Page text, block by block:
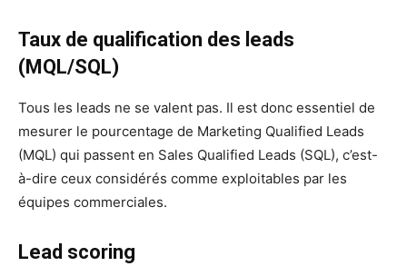
Taux de qualification des leads
(MQL/SQL)
Tous les leads ne se valent pas. Il est donc essentiel de
mesurer le pourcentage de Marketing Qualified Leads
(MQL) qui passent en Sales Qualified Leads (SQL), c’est-
à-dire ceux considérés comme exploitables par les
équipes commerciales.
Lead scoring